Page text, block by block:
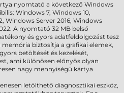
nyomtató a következő Windows
Windows 7, Windows 10,
Windows Server 2016, Windows
A nyomtató 32 MB belső
és gyors adatfeldolgozást tesz
biztosítja a grafikai elemek,
betöltését és kezelését,
ami különösen előnyös olyan
nagy mennyiségű kártya
letölthető diagnosztikai eszköz,